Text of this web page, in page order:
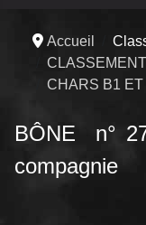
Accueil
CHARS B1
BÔNE
compagnie